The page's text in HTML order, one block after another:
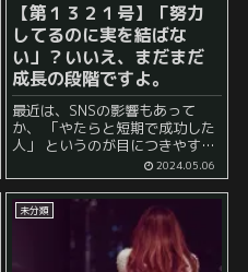
【第１３２１号】「努力
してるのに実を結ばな
い」？いいえ、まだまだ
成長の段階ですよ。
最近は、SNSの影響もあって
か、 「やたらと短期で成功した
人」 というのが目につきやすく
SNS等を見ていると、それは視
界に入ってしまうため、 それを
2024.05.06
未分類